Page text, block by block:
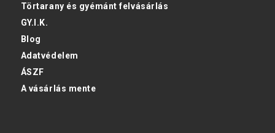
Törtarany és gyémánt felvásárlás
GY.I.K.
Blog
Adatvédelem
ÁSZF
A vásárlás mente